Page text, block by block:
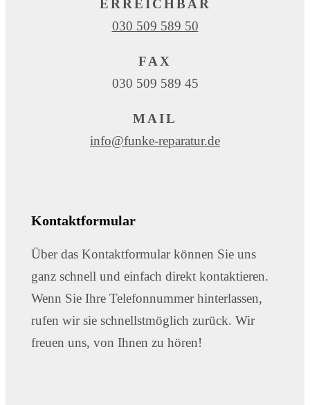
ERREICHBAR
030 509 589 50
FAX
030 509 589 45
MAIL
info@funke-reparatur.de
Kontaktformular
Über das Kontaktformular können Sie uns
ganz schnell und einfach direkt kontaktieren.
Wenn Sie Ihre Telefonnummer hinterlassen,
rufen wir sie schnellstmöglich zurück. Wir
freuen uns, von Ihnen zu hören!